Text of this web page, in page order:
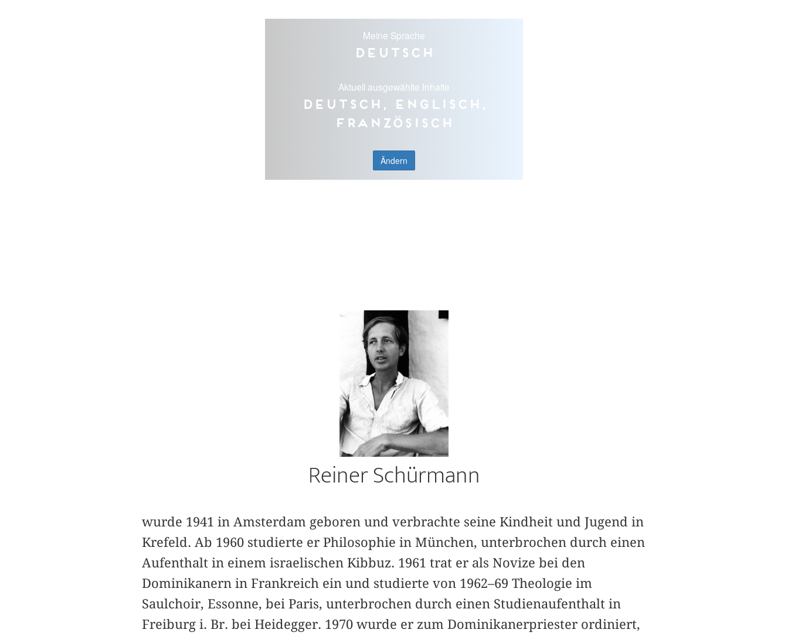
Meine Sprache
Deutsch
Aktuell ausgewählte Inhalte
Deutsch, Englisch,
Französisch
Ändern
Reiner Schürmann
wurde 1941 in Amsterdam geboren und ver­brachte seine Kindheit und Jugend in
Krefeld. Ab 1960 studierte er Philosophie in München, unterbrochen durch einen
Aufenthalt in einem israelischen Kibbuz. 1961 trat er als Novize bei den
Dominikanern in Frankreich ein und studierte von 1962–69 Theologie im
Saulchoir, Essonne, bei Paris, unterbrochen durch einen Studienaufenthalt in
Freiburg i. Br. bei Heidegger. 1970 wurde er zum Dominikanerpriester ordiniert,